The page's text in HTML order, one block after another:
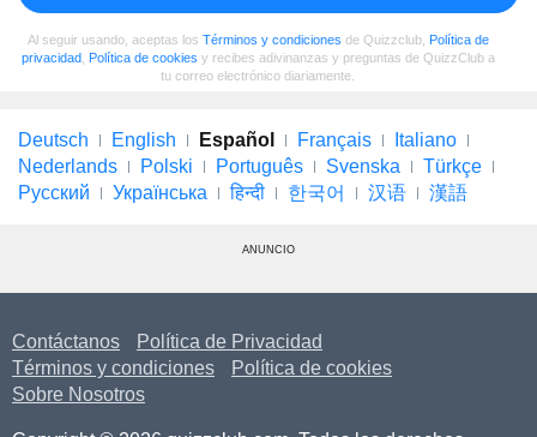
Al seguir usando, aceptas los Términos y condiciones de Quizzclub, Política de
privacidad, Política de cookies y recibes adivinanzas y preguntas de QuizzClub a
tu correo electrónico diariamente.
Deutsch English Español Français
Italiano
Nederlands
Polski Português Svenska
Türkçe
Русский
Українська हिन्दी 한국어 汉语 漢語
ANUNCIO
Contáctanos
Política de Privacidad
Términos y condiciones
Política de cookies
Sobre Nosotros